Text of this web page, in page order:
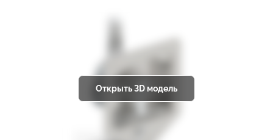
Открыть 3D модель